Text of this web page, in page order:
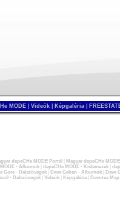
MODE Videók Képgaléria
depeCHe MODE Portál
Magyar depeCHe
- Albumok| depeCHe MODE - Kislemezek|
Gore - Dalszövegek| Dave Gahan - Albumok|
Dave
- Dalszövegek| Videók| Képgaléria| Devotee Map